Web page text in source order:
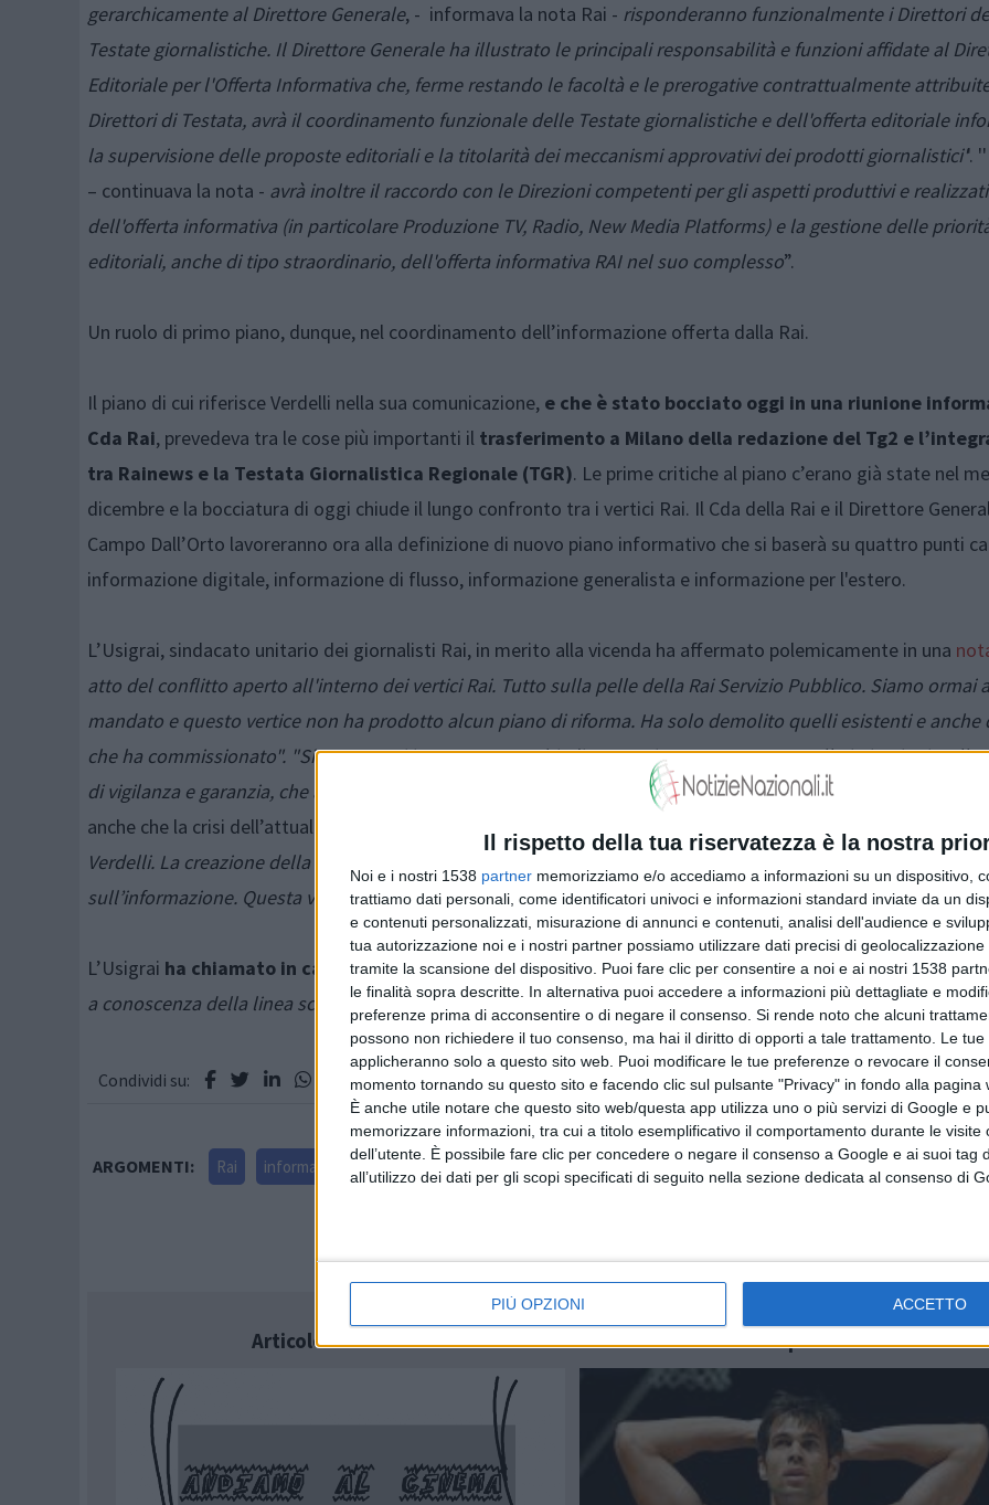
Il rispetto della tua riservatezza è la nostra
Noi e i nostri 1538 partner memorizziamo e/o accediamo a informazioni su un dispositivo,
trattiamo dati personali, come identificatori univoci e informazioni standard inviate da un
e contenuti personalizzati, misurazione di annunci e contenuti, analisi dell'audience e
tua autorizzazione noi e i nostri partner possiamo utilizzare dati precisi di
tramite la scansione del dispositivo. Puoi fare clic per consentire a noi e ai nostri 1538
le finalità sopra descritte. In alternativa puoi accedere a informazioni più dettagliate e
preferenze prima di acconsentire o di negare il consenso. Si rende noto che alcuni
possono non richiedere il tuo consenso, ma hai il diritto di opporti a tale trattamento. Le
applicheranno solo a questo sito web. Puoi modificare le tue preferenze o revocare il
momento tornando su questo sito e facendo clic sul pulsante "Privacy" in fondo alla pagina
È anche utile notare che questo sito web/questa app utilizza uno o più servizi di Google e
memorizzare informazioni, tra cui a titolo esemplificativo il comportamento durante le visite
dell’utente. È possibile fare clic per concedere o negare il consenso a Google e ai suoi tag
all’utilizzo dei dati per gli scopi specificati di seguito nella sezione dedicata al consenso di
PIÙ OPZIONI ACCETTO
gerarchicamente al Direttore Generale, - informava la nota Rai - risponderanno funzionalmente i Direttori
Testate giornalistiche. Il Direttore Generale ha illustrato le principali responsabilità e funzioni affidate al
Editoriale per l'Offerta Informativa che, ferme restando le facoltà e le prerogative contrattualmente
Direttori di Testata, avrà il coordinamento funzionale delle Testate giornalistiche e dell'offerta editoriale
la supervisione delle proposte editoriali e la titolarità dei meccanismi approvativi dei prodotti giornalistici''. ''
– continuava la nota - avrà inoltre il raccordo con le Direzioni competenti per gli aspetti produttivi e
dell'offerta informativa (in particolare Produzione TV, Radio, New Media Platforms) e la gestione delle
editoriali, anche di tipo straordinario, dell'offerta informativa RAI nel suo complesso”.
Un ruolo di primo piano, dunque, nel coordinamento dell’informazione offerta dalla Rai.
Il piano di cui riferisce Verdelli nella sua comunicazione, e che è stato bocciato oggi in una riunione
Cda Rai, prevedeva tra le cose più importanti il trasferimento a Milano della redazione del Tg2 e
tra Rainews e la Testata Giornalistica Regionale (TGR). Le prime critiche al piano c’erano già state nel
dicembre e la bocciatura di oggi chiude il lungo confronto tra i vertici Rai. Il Cda della Rai e il Direttore
Campo Dall’Orto lavoreranno ora alla definizione di nuovo piano informativo che si baserà su quattro punti
informazione digitale, informazione di flusso, informazione generalista e informazione per l'estero.
L’Usigrai, sindacato unitario dei giornalisti Rai, in merito alla vicenda ha affermato polemicamente in una
atto del conflitto aperto all'interno dei vertici Rai. Tutto sulla pelle della Rai Servizio Pubblico. Siamo ormai
mandato e questo vertice non ha prodotto alcun piano di riforma. Ha solo demolito quelli esistenti e anche
che ha commissionato". "Siamo ormai in emergenza. Chiediamo un intervento urgente alle istituzioni e alle
di vigilanza e garanzia, che auspichiamo di incontrare presto
successivo comunicato
anche che la crisi dell’attuale vertice aziendale non “
Verdelli. La creazione della nuova struttura è la principale, e nei fatti unica, scelta dell’attuale vertice
sull’informazione. Questa vicenda non può chiudersi qui”.
L’Usigrai ha chiamato in causa la stessa figura del Direttore Generaleperché “non è credibile che il Dg
a conoscenza della linea scelta dal Direttore editoriale”.
Condividi su:
ARGOMENTI: Rai informazione Carlo Verdelli Libertà di informazione Usigrai
Articolo successivo Articolo precedente